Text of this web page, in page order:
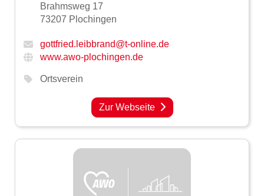
Brahmsweg 17
73207 Plochingen
gottfried.leibbrand@t-online.de
www.awo-plochingen.de
Ortsverein
Zur Webseite